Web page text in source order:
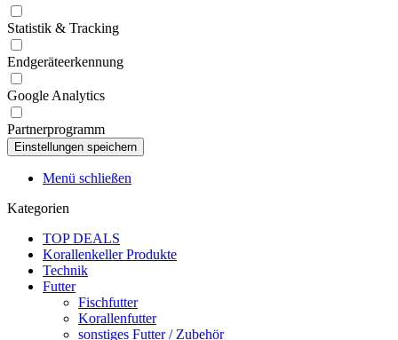
Statistik & Tracking
Endgeräteerkennung
Google Analytics
Partnerprogramm
Menü schließen
Kategorien
TOP DEALS
Korallenkeller Produkte
Technik
Futter
Fischfutter
Korallenfutter
sonstiges Futter / Zubehör